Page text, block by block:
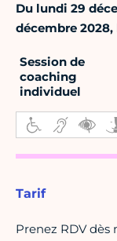
Du lundi 29
décembre
Session de
coaching
individuel
Tarif
Prenez RDV